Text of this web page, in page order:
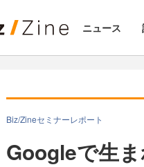
ニュース
Biz/Zineセミナーレポート
Googleで生